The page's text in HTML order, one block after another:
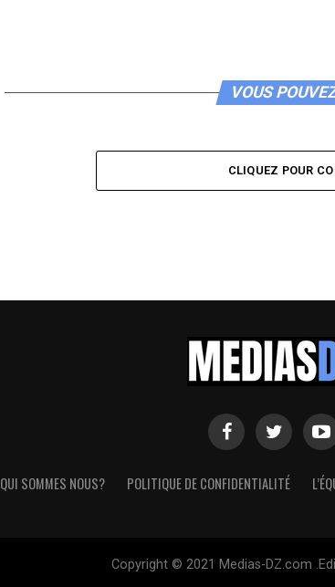
VOUS
CLIQUEZ POUR
QUI SOMMES NOUS? POLITIQUE DE CONFIDENTIALITÉ
Copyright © 2021 Medias-DZ.com